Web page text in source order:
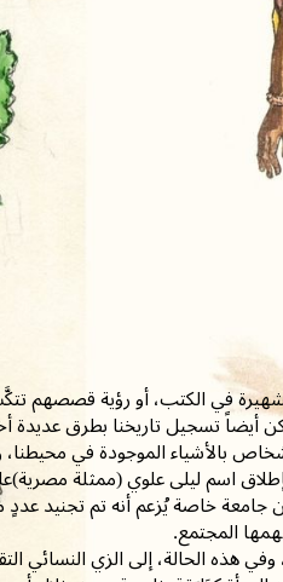
في الكتب، أو رؤية قصصهم
أيضاً تسجيل تاريخنا بطرق
بالأشياء الموجودة في
اسم ليلى علوي (ممثلة
خاصة يُزعم أنه تم تجنيد عددٍ
المجتمع.
هذه الحالة، إلى الزي النسائي